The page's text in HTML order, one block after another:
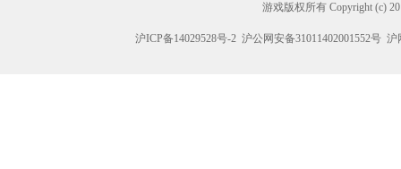
游戏版权所有 Copyright (c)
沪ICP备14029528号-2 沪公网安备31011402001552号 沪